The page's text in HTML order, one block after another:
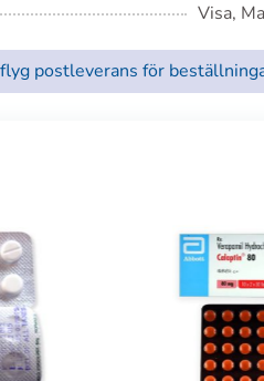
Visa,
postleverans för